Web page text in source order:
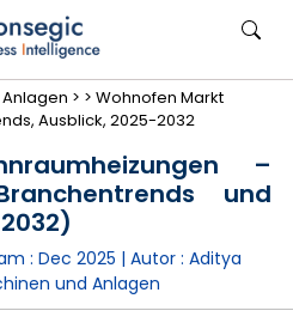
und Versicherungen
• Energie und Strom
• Fallstudien
> > Wohnofen Markt
Ausblick, 2025-2032
–
und
: Dec 2025 | Autor : Aditya
und Anlagen